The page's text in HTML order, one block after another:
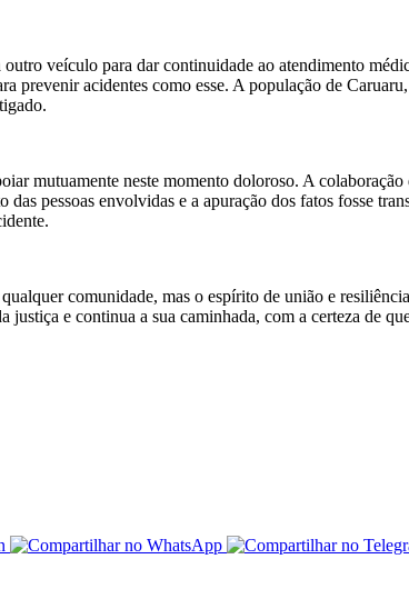
veículo para dar continuidade ao atendimento
prevenir acidentes como esse. A população de
mutuamente neste momento doloroso. A
pessoas envolvidas e a apuração dos fatos fosse
comunidade, mas o espírito de união e
e continua a sua caminhada, com a certeza de